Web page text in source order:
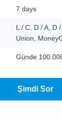
7 days
L / C, D / A, D
Union,
Günde
Şimdi Sor